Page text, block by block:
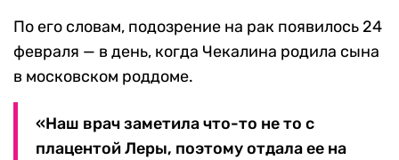
По его словам, подозрение на рак появилось 24
февраля — в день, когда Чекалина родила сына
в московском роддоме.
«Наш врач заметила что-то не то с
плацентой Леры, поэтому отдала ее на